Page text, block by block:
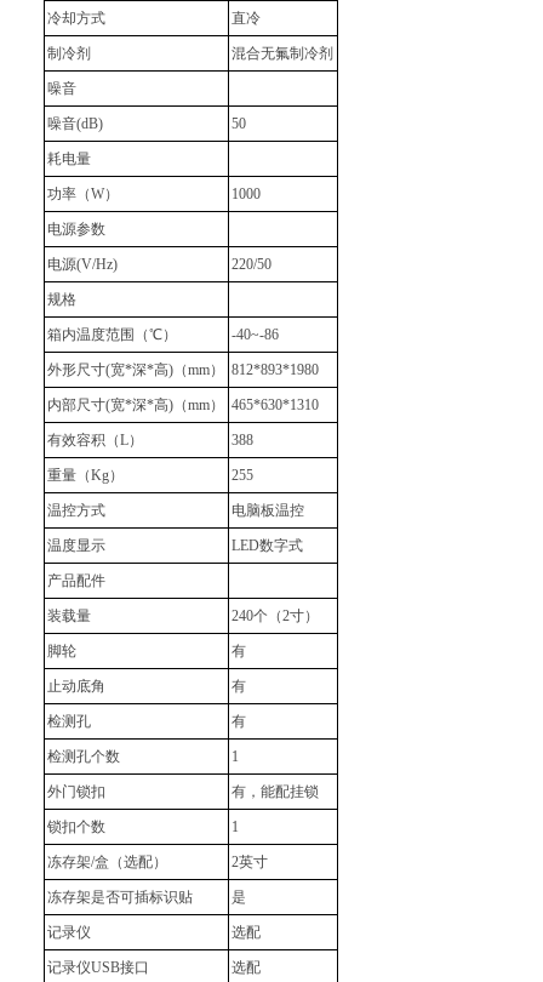
冷却方式 直冷
制冷剂 混合无氟制冷剂
噪音
噪音(dB) 50
耗电量
功率（W） 1000
电源参数
电源(V/Hz) 220/50
规格
箱内温度范围（℃） -40~-86
外形尺寸(宽*深*高)（mm） 812*893*1980
内部尺寸(宽*深*高)（mm） 465*630*1310
有效容积（L） 388
重量（Kg） 255
温控方式 电脑板温控
温度显示 LED数字式
产品配件
装载量 240个（2寸）
脚轮 有
止动底角 有
检测孔 有
检测孔个数 1
外门锁扣 有，能配挂锁
锁扣个数 1
冻存架/盒（选配） 2英寸
冻存架是否可插标识贴 是
记录仪 选配
记录仪USB接口 选配